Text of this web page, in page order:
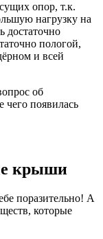
опор, т.к.
нагрузку на
достаточно
пологой,
и всей
об
чего появилась
крыши
поразительно! А
которые